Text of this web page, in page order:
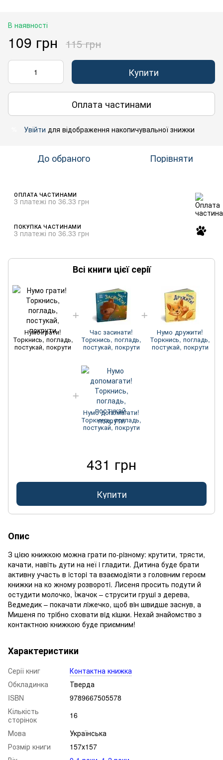
В наявності
109 грн 115 грн
Купити
Оплата частинами
Увійти для відображення накопичувальної знижки
До обраного Порівняти
ОПЛАТА ЧАСТИНАМИ
3 платежі по 36.33 грн
ПОКУПКА ЧАСТИНАМИ
3 платежі по 36.33 грн
Всі книги цієї серії
Нумо грати!
Торкнись, погладь,
постукай, покрути
Час засинати!
Торкнись, погладь,
постукай, покрути
Нумо дружити!
Торкнись, погладь,
постукай, покрути
Нумо допомагати!
Торкнись, погладь,
постукай, покрути
431 грн
Купити
Опис
З цiєю книжкою можна грати по-рiзному: крутити, трясти,
качати, навiть дути на неї i гладити. Дитина буде брати
активну участь в iсторi та взаємодiяти з головним героєм
книжки на ко жному розворотi. Лисеня просить подути й
остудити молочко, Їжачок – струсити грушi з дерева,
Ведмедик – покачати лiжечко, щоб вiн швидше заснув, а
Мишеня по трiбно сховати вiд кiшки. Нехай знайомство з
контактною книжкою буде приємним!
Характеристики
Серії книг
Контактна книжка
Обкладинка
Тверда
ISBN
9789667505578
Кількість
сторінок
16
Мова
Українська
Розмір книги
157х157